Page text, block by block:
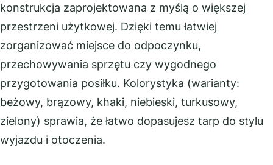
konstrukcja zaprojektowana z myślą o większej
przestrzeni użytkowej. Dzięki temu łatwiej
zorganizować miejsce do odpoczynku,
przechowywania sprzętu czy wygodnego
przygotowania posiłku. Kolorystyka (warianty:
beżowy, brązowy, khaki, niebieski, turkusowy,
zielony) sprawia, że łatwo dopasujesz tarp do stylu
wyjazdu i otoczenia.